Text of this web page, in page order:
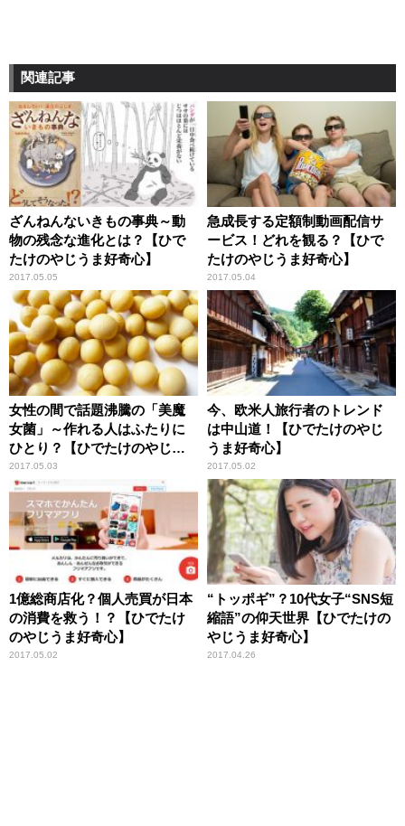
関連記事
ざんねんないきもの事典～動
物の残念な進化とは？【ひで
たけのやじうま好奇心】
2017.05.05
急成長する定額制動画配信サ
ービス！どれを観る？【ひで
たけのやじうま好奇心】
2017.05.04
女性の間で話題沸騰の「美魔
女菌」～作れる人はふたりに
ひとり？【ひでたけのやじう
ま好奇心】
2017.05.03
今、欧米人旅行者のトレンド
は中山道！【ひでたけのやじ
うま好奇心】
2017.05.02
1億総商店化？個人売買が日本
の消費を救う！？【ひでたけ
のやじうま好奇心】
2017.05.02
“トッポギ”？10代女子“SNS短
縮語”の仰天世界【ひでたけの
やじうま好奇心】
2017.04.26